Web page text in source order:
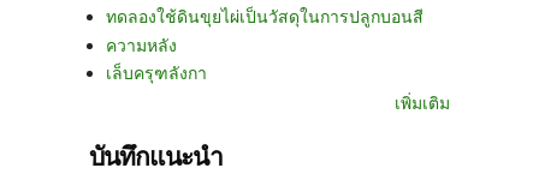
ทดลองใช้ดินขุยไผ่เป็นวัสดุในการปลูกบอนสี
ความหลัง
เล็บครุฑลังกา
เพิ่มเติม
บันทึกแนะนำ